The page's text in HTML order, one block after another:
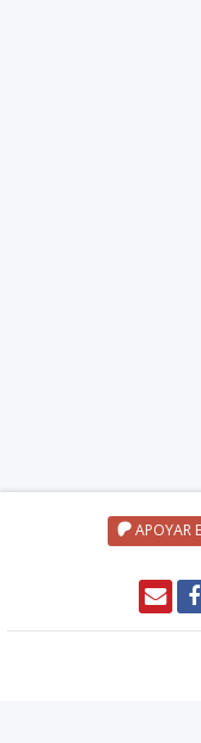
APOYAR